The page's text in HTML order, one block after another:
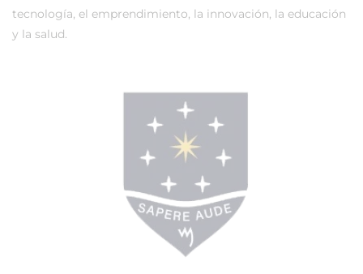
tecnología, el emprendimiento, la innovación, la educación
y la salud.